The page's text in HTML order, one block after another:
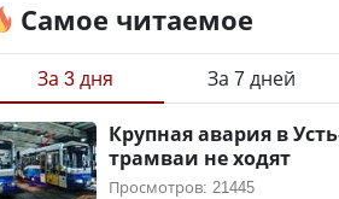
Самое читаемое
За 3 дня За 7 дней
Крупная авария в
трамваи не ходят
Просмотров: 21445